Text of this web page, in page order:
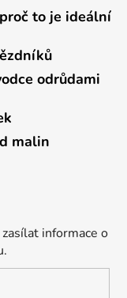
to je ideální
odrůdami
malin
informace o